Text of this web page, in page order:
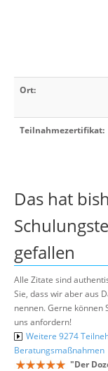
Ort:
Teilnahmezertifikat:
Das hat
gefallen
Alle Zitate sind
Sie, dass wir aber aus
nennen. Gerne können
uns anfordern!
Weitere 9274
Beratungsmaßnahmen
"Der